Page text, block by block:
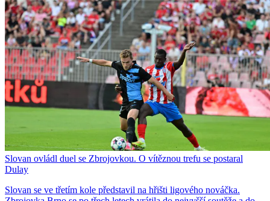
Slovan ovládl duel se Zbrojovkou. O vítěznou trefu se postaral
Dulay
Slovan se ve třetím kole představil na hřišti ligového nováčka.